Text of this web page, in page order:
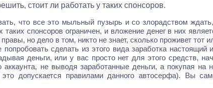
стоит ли работать у таких спонсоров.
что все это мыльный пузырь и со злорадством
таких спонсоров ограничен, и вложение денег в них
но дело в том, никто не знает, сколько проживет тот
сделать из этого вида заработка настоящий
деньги, или у вас просто нет для этого средств,
аккаунта, не выводя заработанные деньги, а покупая на
это допускается правилами данного автосерфа). Вы